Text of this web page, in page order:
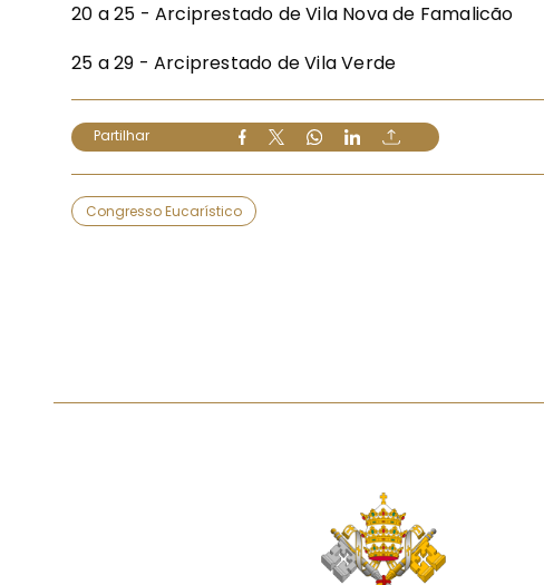
20 a 25 - Arciprestado de Vila Nova de Famalicão
25 a 29 - Arciprestado de Vila Verde
Partilhar
Congresso Eucarístico